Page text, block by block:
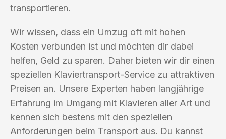
transportieren.
Wir wissen, dass ein Umzug oft mit hohen
Kosten verbunden ist und möchten dir dabei
helfen, Geld zu sparen. Daher bieten wir dir einen
speziellen Klaviertransport-Service zu attraktiven
Preisen an. Unsere Experten haben langjährige
Erfahrung im Umgang mit Klavieren aller Art und
kennen sich bestens mit den speziellen
Anforderungen beim Transport aus. Du kannst